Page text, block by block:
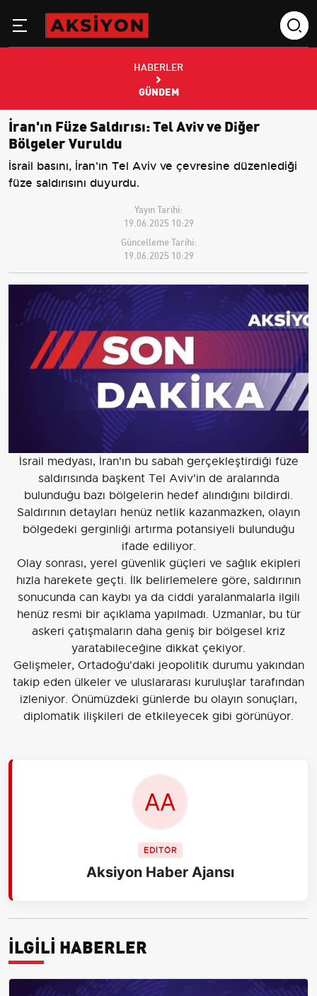
HABERLER
GÜNDEM
İran'ın Füze Saldırısı: Tel Aviv ve Diğer
Bölgeler Vuruldu
İsrail basını, İran'ın Tel Aviv ve çevresine düzenlediği
füze saldırısını duyurdu.
Yayın Tarihi:
19.06.2025 10:29
Güncelleme Tarihi:
19.06.2025 10:29
İsrail medyası, İran'ın bu sabah gerçekleştirdiği füze
saldırısında başkent Tel Aviv'in de aralarında
bulunduğu bazı bölgelerin hedef alındığını bildirdi.
Saldırının detayları henüz netlik kazanmazken, olayın
bölgedeki gerginliği artırma potansiyeli bulunduğu
ifade ediliyor.
Olay sonrası, yerel güvenlik güçleri ve sağlık ekipleri
hızla harekete geçti. İlk belirlemelere göre, saldırının
sonucunda can kaybı ya da ciddi yaralanmalarla ilgili
henüz resmi bir açıklama yapılmadı. Uzmanlar, bu tür
askeri çatışmaların daha geniş bir bölgesel kriz
yaratabileceğine dikkat çekiyor.
Gelişmeler, Ortadoğu'daki jeopolitik durumu yakından
takip eden ülkeler ve uluslararası kuruluşlar tarafından
izleniyor. Önümüzdeki günlerde bu olayın sonuçları,
diplomatik ilişkileri de etkileyecek gibi görünüyor.
EDİTÖR
Aksiyon Haber Ajansı
İLGİLİ HABERLER